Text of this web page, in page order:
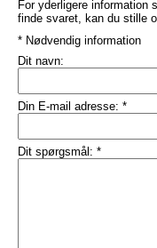
For yderligere information
finde svaret, kan du stille
* Nødvendig information
Dit navn:
Din E-mail adresse: *
Dit spørgsmål: *